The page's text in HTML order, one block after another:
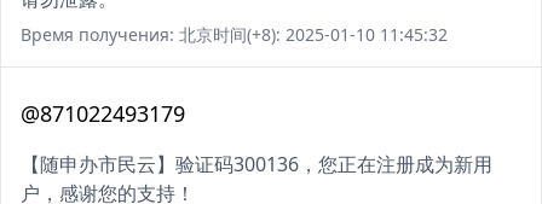
Время получения: 北京时间(+8): 2025-01-10 11:45:32
@871022493179
【随申办市民云】验证码300136，您正在注册成为新用
户，感谢您的支持！